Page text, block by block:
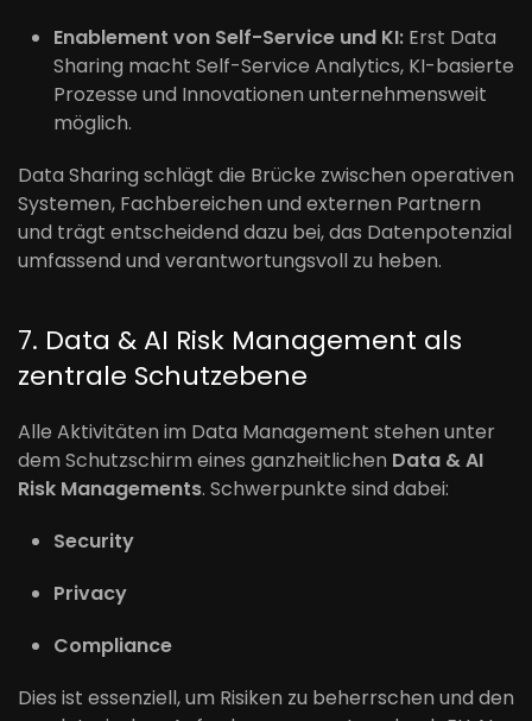
Enablement von Self-Service und KI: Erst Data
Sharing macht Self-Service Analytics, KI-basierte
Prozesse und Innovationen unternehmensweit
möglich.
Data Sharing schlägt die Brücke zwischen operativen
Systemen, Fachbereichen und externen Partnern
und trägt entscheidend dazu bei, das Datenpotenzial
umfassend und verantwortungsvoll zu heben.
7. Data & AI Risk Management als
zentrale Schutzebene
Alle Aktivitäten im Data Management stehen unter
dem Schutzschirm eines ganzheitlichen Data & AI
Risk Managements. Schwerpunkte sind dabei:
Security
Privacy
Compliance
Dies ist essenziell, um Risiken zu beherrschen und den